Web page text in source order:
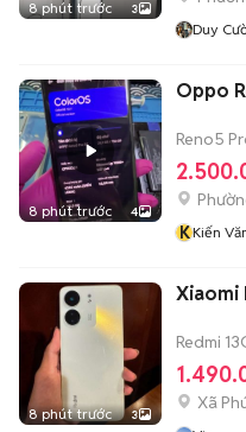
8 phút trước 3
Duy
8 phút trước 4
Oppo
Reno5
KKiến
8 phút trước 3
Xiaomi
Redmi
Xã